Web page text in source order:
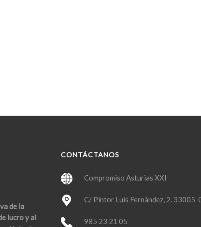
de la
lucro y al
CONTÁCTANOS
Compromiso Asturias XXI
C/ Pintor Luis Fernández, 2. 33005
985 23 21 05